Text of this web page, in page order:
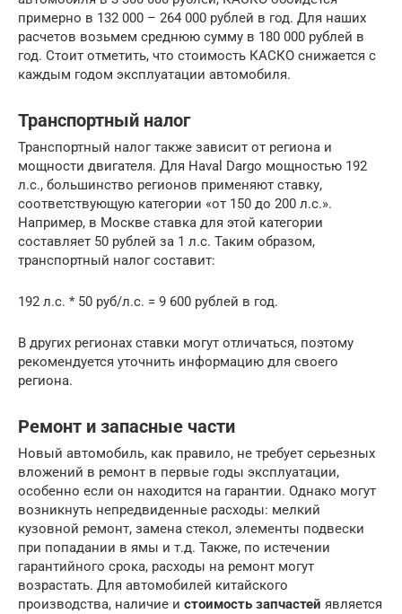
примерно в 132 000 – 264 000 рублей в год. Для наших
расчетов возьмем среднюю сумму в 180 000 рублей в
год. Стоит отметить, что стоимость КАСКО снижается с
каждым годом эксплуатации автомобиля.
Транспортный налог
Транспортный налог также зависит от региона и
мощности двигателя. Для Haval Dargo мощностью 192
л.с., большинство регионов применяют ставку,
соответствующую категории «от 150 до 200 л.с.».
Например, в Москве ставка для этой категории
составляет 50 рублей за 1 л.с. Таким образом,
транспортный налог составит:
192 л.с. * 50 руб/л.с. = 9 600 рублей в год.
В других регионах ставки могут отличаться, поэтому
рекомендуется уточнить информацию для своего
региона.
Ремонт и запасные части
Новый автомобиль, как правило, не требует серьезных
вложений в ремонт в первые годы эксплуатации,
особенно если он находится на гарантии. Однако могут
возникнуть непредвиденные расходы: мелкий
кузовной ремонт, замена стекол, элементы подвески
при попадании в ямы и т.д. Также, по истечении
гарантийного срока, расходы на ремонт могут
возрастать. Для автомобилей китайского
производства, наличие и стоимость запчастей является